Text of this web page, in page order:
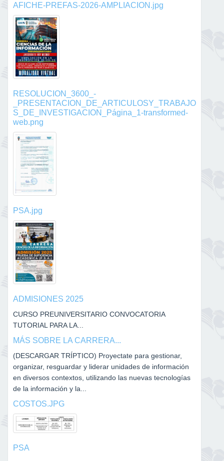
AFICHE-PREFAS-2026-AMPLIACION.jpg
RESOLUCION_3600_-
_PRESENTACION_DE_ARTICULOSY_TRABAJO
S_DE_INVESTIGACION_Página_1-transformed-
web.png
PSA.jpg
ADMISIONES 2025
CURSO PREUNIVERSITARIO CONVOCATORIA
TUTORIAL PARA LA...
MÁS SOBRE LA CARRERA...
(DESCARGAR TRÍPTICO) Proyectate para gestionar,
organizar, resguardar y liderar unidades de información
en diversos contextos, utilizando las nuevas tecnologías
de la información y la...
COSTOS.JPG
PSA